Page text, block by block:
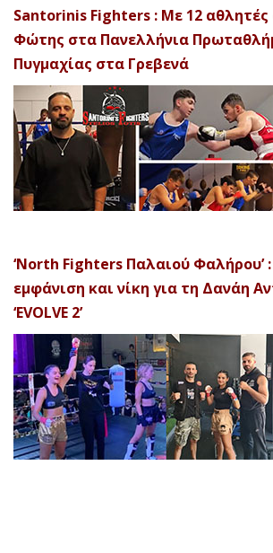
Santorinis Fighters : Με 12 αθλητές
Φώτης στα Πανελλήνια
Πυγμαχίας στα Γρεβενά
‘North Fighters Παλαιού Φαλήρου’
εμφάνιση και νίκη για τη Δανάη
‘EVOLVE 2’